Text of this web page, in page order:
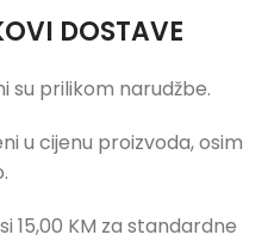
DOSTAVE
su prilikom narudžbe.
u cijenu proizvoda, osim
15,00 KM za standardne